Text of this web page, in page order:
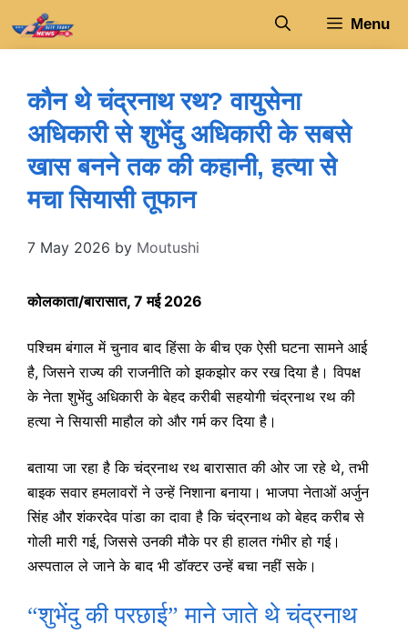
Menu
कौन थे चंद्रनाथ रथ? वायुसेना
अधिकारी से शुभेंदु अधिकारी के सबसे
खास बनने तक की कहानी, हत्या से
मचा सियासी तूफान
7 May 2026 by Moutushi
कोलकाता/बारासात, 7 मई 2026
पश्चिम बंगाल में चुनाव बाद हिंसा के बीच एक ऐसी घटना सामने आई
है, जिसने राज्य की राजनीति को झकझोर कर रख दिया है। विपक्ष
के नेता शुभेंदु अधिकारी के बेहद करीबी सहयोगी चंद्रनाथ रथ की
हत्या ने सियासी माहौल को और गर्म कर दिया है।
बताया जा रहा है कि चंद्रनाथ रथ बारासात की ओर जा रहे थे, तभी
बाइक सवार हमलावरों ने उन्हें निशाना बनाया। भाजपा नेताओं अर्जुन
सिंह और शंकरदेव पांडा का दावा है कि चंद्रनाथ को बेहद करीब से
गोली मारी गई, जिससे उनकी मौके पर ही हालत गंभीर हो गई।
अस्पताल ले जाने के बाद भी डॉक्टर उन्हें बचा नहीं सके।
“शुभेंदु की परछाई” माने जाते थे चंद्रनाथ